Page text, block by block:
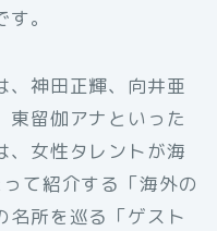
。
、神田正輝、向井亜
東留伽アナといった
、女性タレントが海
て紹介する「海外の
名所を巡る「ゲスト